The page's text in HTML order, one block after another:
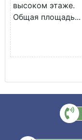
высоком этаже.
Общая площадь...